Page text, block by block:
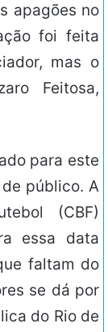
apagões no
foi feita
mas o
Feitosa,
para este
público. A
(CBF)
essa data
faltam do
se dá por
do Rio de